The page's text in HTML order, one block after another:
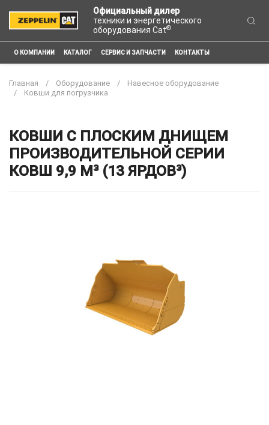
Официальный дилер
техники и энергетического
оборудования Cat®
О КОМПАНИИ КАТАЛОГ СЕРВИС И ЗАПЧАСТИ КОНТАКТЫ
Главная Оборудование
Навесное оборудование
Ковши для погрузчика
КОВШИ С ПЛОСКИМ ДНИЩЕМ
ПРОИЗВОДИТЕЛЬНОЙ СЕРИИ
КОВШ 9,9 М³ (13 ЯРДОВ³)